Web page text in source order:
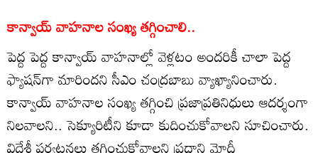
కాన్వాయ్ వాహనాల సంఖ్య తగ్గించాలి..
పెద్ద పెద్ద కాన్వాయ్ వాహనాల్లో వెళ్లటం అందరికీ చాలా పెద్ద
ఫ్యాషన్‌గా మారిందని సీఎం చంద్రబాబు వ్యాఖ్యానించారు.
కాన్వాయ్ వాహనాల సంఖ్య తగ్గించి ప్రజాప్రతినిధులు ఆదర్శంగా
నిలవాలని.. సెక్యూరిటీని కూడా కుదించుకోవాలని సూచించారు.